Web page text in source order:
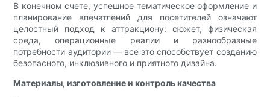
В конечном счете, успешное тематическое оформление и
планирование впечатлений для посетителей означают
целостный подход к аттракциону: сюжет, физическая
среда, операционные реалии и разнообразные
потребности аудитории — все это способствует созданию
безопасного, инклюзивного и приятного дизайна.
Материалы, изготовление и контроль качества